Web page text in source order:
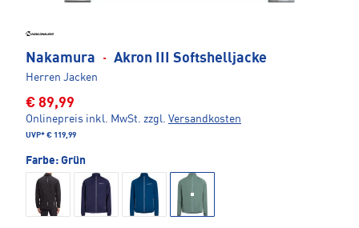
Nakamura · Akron III Softshelljacke
Herren Jacken
€ 89,99
Onlinepreis inkl. MwSt. zzgl. Versandkosten
UVP* € 119,99
Farbe: Grün